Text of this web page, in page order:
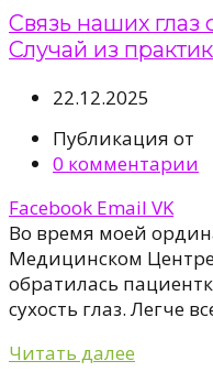
Связь наших глаз
Случай из
22.12.2025
Публикация от
0 комментарии
Facebook Email VK
Во время моей
Медицинском
обратилась
сухость глаз. Легче
Читать далее